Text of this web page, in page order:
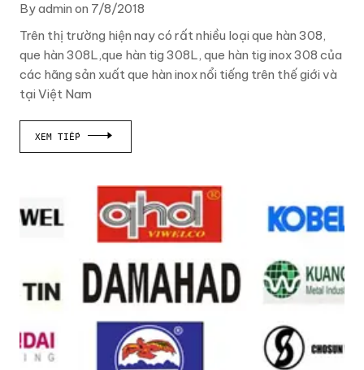
By admin on 7/8/2018
Trên thị trường hiện nay có rất nhiều loại que hàn 308,
que hàn 308L,que hàn tig 308L, que hàn tig inox 308 của
các hãng sản xuất que hàn inox nổi tiếng trên thế giới và
tại Việt Nam
XEM TIẾP